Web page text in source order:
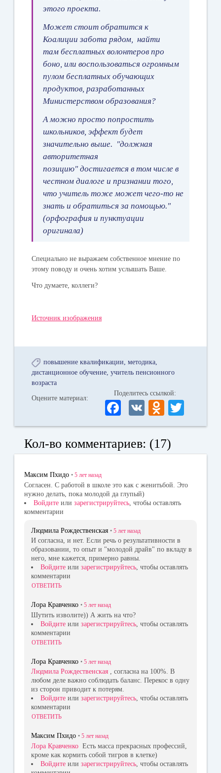
этого проекта.
Может стоит обратится к
Коалиции забота рядом, найти
там бесплатных волонтеров про
боно, или воспользоваться огромным
пулом бесплатных обучающих
продуктов, разработанных
Министерством образования?
А можно просто попростить
школьников, эффект будет
значительно выше. "должная
авторитетная
позицию"достигается в том числе в
честном диалоге и признании того,
что учитель тоже может чего-то не
знать и обратиться за помощью."
(орфография и пунктуации
оригинала)
Специально не выражаем собственное мнение по
этому поводу и очень хотим услышать Ваше.
Что думаете, коллеги?
Источник изображения
повышение квалификации
методика
дистанционное обучение учитель пенсионного
возраста
Оцените материал:
Поделитесь ссылкой:
Fa
ce
bo
ok
V
K
O
dn
ok
la
ni
ki
wi
r
Кол-во комментариев: (17)
Максим Пхидо • 5 лет назад
Согласен. С работой в школе это как с женитьбой. Это
нужно делать, пока молодой да глупый)
Войдите или зарегистрируйтесь , чтобы оставлять
комментарии
Людмила Рождественская • 5 лет назад
И согласна, и нет. Если речь о результативности в
образовании, то опыт и "молодой драйв" по вкладу в
него, мне кажется, примерно равны.
Войдите или зарегистрируйтесь, чтобы оставлять
комментарии
ОТВЕТИТЬ
Лора Кравченко • 5 лет назад
Шутить изволите)) А жить на что?
Войдите или зарегистрируйтесь , чтобы оставлять
комментарии
ОТВЕТИТЬ
Лора Кравченко • 5 лет назад
Людмила Рождественская , согласна на 100%. В
любом деле важно соблюдать баланс. Перекос в одну
из сторон приводит к потерям.
Войдите или зарегистрируйтесь, чтобы оставлять
комментарии
ОТВЕТИТЬ
Максим Пхидо • 5 лет назад
Лора Кравченко Есть масса прекрасных профессий,
кроме как кормить собой тигров в клетке)
Войдите или зарегистрируйтесь , чтобы оставлять